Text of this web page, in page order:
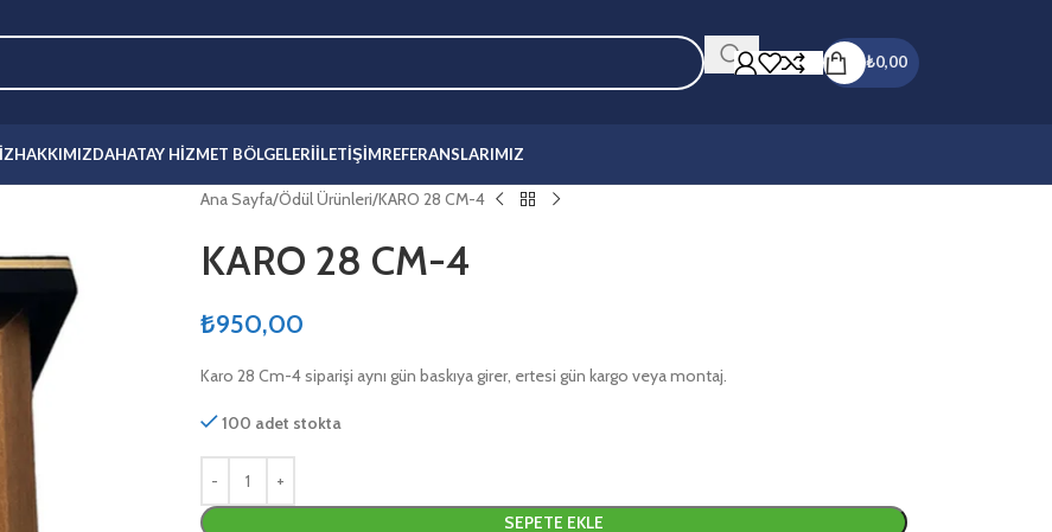
₺0,00
HAKKIMIZDAHATAY HIZMET BÖLGELERIİLETIŞIMREFERANSLARIMIZ
Ana Sayfa Ödül Ürünleri KARO 28 CM-4
KARO 28 CM-4
₺950,00
Karo 28 Cm-4 siparişi aynı gün baskıya girer, ertesi gün kargo veya montaj.
100 adet stokta
SEPETE EKLE